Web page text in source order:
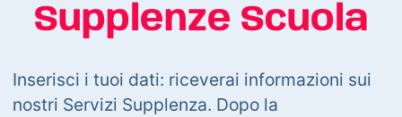
Supplenze Scuola
Inserisci i tuoi dati: riceverai informazioni sui
nostri Servizi Supplenza. Dopo la